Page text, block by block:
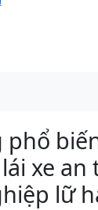
phổ
xe an
lữ